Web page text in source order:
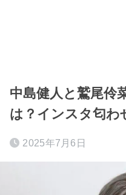
中島健人と鷲尾伶
は？インスタ匂わ
2025年7月6日